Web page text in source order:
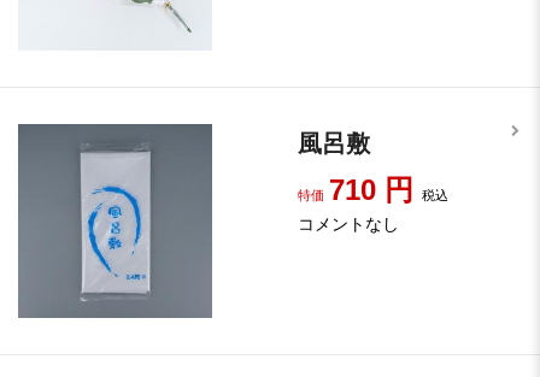
風呂敷
特価 710 円 税込
コメントなし